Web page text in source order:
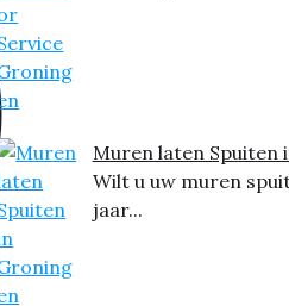
Muren laten Spuiten
Wilt u uw muren
jaar...